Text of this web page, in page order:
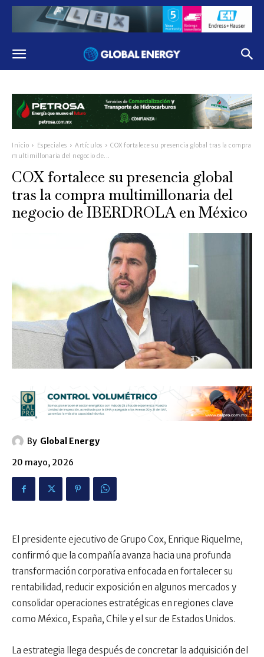
Inicio Especiales Artículos
COX fortalece su presencia global tras la compra
multimillonaria del negocio de...
COX fortalece su presencia global
tras la compra multimillonaria del
negocio de IBERDROLA en México
By Global Energy
20 mayo, 2026
El presidente ejecutivo de Grupo Cox, Enrique Riquelme,
confirmó que la compañía avanza hacia una profunda
transformación corporativa enfocada en fortalecer su
rentabilidad, reducir exposición en algunos mercados y
consolidar operaciones estratégicas en regiones clave
como México, España, Chile y el sur de Estados Unidos.
La estrategia llega después de concretar la adquisición del